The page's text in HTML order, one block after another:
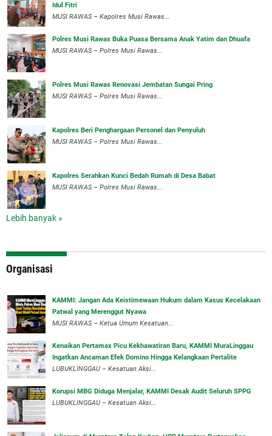
Idul Fitri
MUSI RAWAS – Kapolres Musi Rawas...
Polres Musi Rawas Buka Puasa Bersama Anak Yatim dan Dhuafa
MUSI RAWAS – Polres Musi Rawas...
Polres Musi Rawas Renovasi Jembatan Sungai Pring
MUSI RAWAS – Polres Musi Rawas...
Kapolres Beri Penghargaan Personel dan Penyuluh
MUSI RAWAS – Polres Musi Rawas...
Kapolres Serahkan Kunci Bedah Rumah di Desa Babat
MUSI RAWAS – Polres Musi Rawas...
Lebih banyak »
Organisasi
‎KAMMI: Jangan Ada Keistimewaan Hukum dalam Kasus Kecelakaan
Patwal yang Merenggut Nyawa
‎MUSI RAWAS – Ketua Umum Kesatuan...
‎Kenaikan Pertamax Picu Kekhawatiran Baru, KAMMI MuraLinggau
Ingatkan Ancaman Efek Domino Hingga Kelangkaan Pertalite
‎LUBUKLINGGAU – Kesatuan Aksi...
Korupsi MBG Diduga Menjalar, KAMMI Desak Audit Seluruh SPPG
‎LUBUKLINGGAU – Kesatuan Aksi...